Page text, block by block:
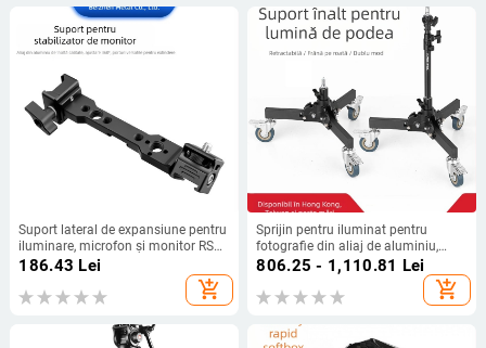
Suport lateral de expansiune pentru
iluminare, microfon și monitor RS3
mini / RSC2 — model TLB-027, aliaj
compatibil RS3 mini și RSC2, 1
186.43 Lei
add_shopping_cart
Sprijin pentru iluminat pentru
fotografie din aliaj de aluminiu,
greu, cu sistem de role, pliere,
design cu două secțiuni, înălțime 81
cm, sarcină 80 kg
806.25 - 1,110.81 Lei
add_shopping_cart